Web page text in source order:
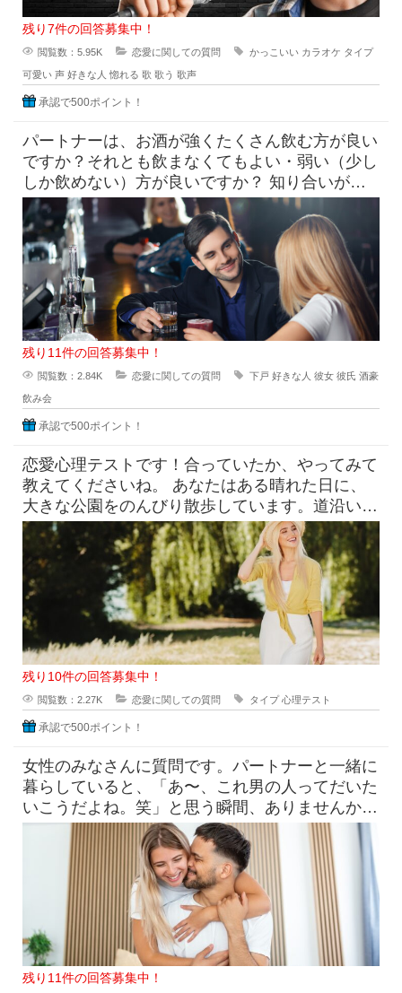
残り7件の回答募集中！
閲覧数：5.95K 恋愛に関しての質問 かっこいい カラオケ タイプ
可愛い 声 好きな人 惚れる 歌 歌う 歌声
承認で500ポイント！
パートナーは、お酒が強くたくさん飲む方が良い
ですか？それとも飲まなくてもよい・弱い（少し
しか飲めない）方が良いですか？ 知り合いがお
付き合いする相手に求め
残り11件の回答募集中！
閲覧数：2.84K 恋愛に関しての質問 下戸 好きな人 彼女 彼氏 酒豪
飲み会
承認で500ポイント！
恋愛心理テストです！合っていたか、やってみて
教えてくださいね。 あなたはある晴れた日に、
大きな公園をのんびり散歩しています。道沿いに
咲く花を見ながら進んでいく
残り10件の回答募集中！
閲覧数：2.27K 恋愛に関しての質問 タイプ 心理テスト
承認で500ポイント！
女性のみなさんに質問です。パートナーと一緒に
暮らしていると、「あ〜、これ男の人ってだいた
いこうだよね。笑」と思う瞬間、ありませんか？
たとえば「なんで脱いだ靴
残り11件の回答募集中！